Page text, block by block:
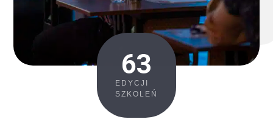
EDYCJI
SZKOLEŃ
63